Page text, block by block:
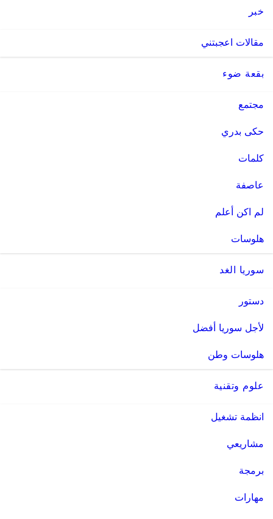
خبر
مقالات اعجبتني
بقعة ضوء
مجتمع
حكى بدري
كلمات
عاصفة
لم اكن أعلم
هلوسات
سوريا الغد
دستور
لأجل سوريا أفضل
هلوسات وطن
علوم وتقنية
انظمة تشغيل
مشاريعي
برمجة
مهارات